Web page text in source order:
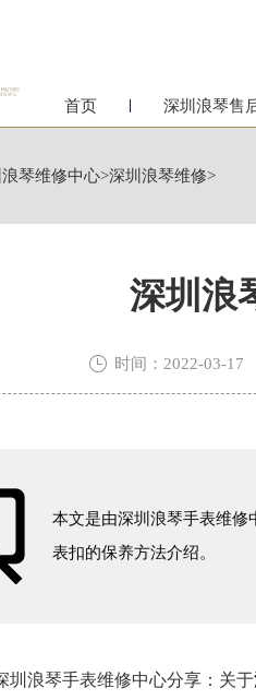
首页 深圳浪琴售
琴维修中心>深圳浪琴维修>
深圳浪
 时间：2022-03-17
本文是由深圳浪琴手表维修
表扣的保养方法介绍。
浪琴手表维修中心分享：关于